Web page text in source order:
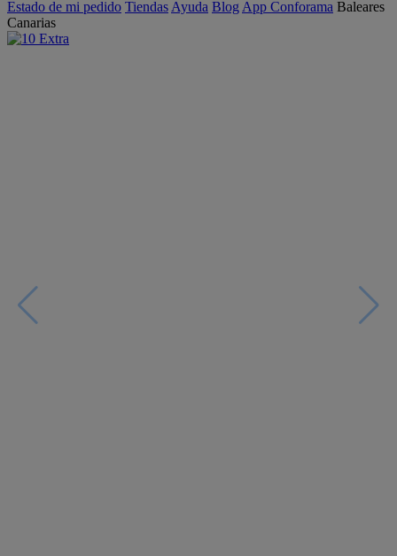
Estado de mi pedido Tiendas Ayuda Blog App Conforama Baleares
Canarias